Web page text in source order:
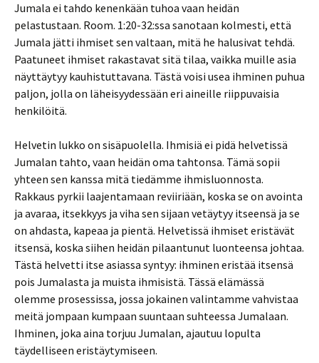
Jumala ei tahdo kenenkään tuhoa vaan heidän
pelastustaan. Room. 1:20-32:ssa sanotaan kolmesti, että
Jumala jätti ihmiset sen valtaan, mitä he halusivat tehdä.
Paatuneet ihmiset rakastavat sitä tilaa, vaikka muille asia
näyttäytyy kauhistuttavana. Tästä voisi usea ihminen puhua
paljon, jolla on läheisyydessään eri aineille riippuvaisia
henkilöitä.
Helvetin lukko on sisäpuolella. Ihmisiä ei pidä helvetissä
Jumalan tahto, vaan heidän oma tahtonsa. Tämä sopii
yhteen sen kanssa mitä tiedämme ihmisluonnosta.
Rakkaus pyrkii laajentamaan reviiriään, koska se on avointa
ja avaraa, itsekkyys ja viha sen sijaan vetäytyy itseensä ja se
on ahdasta, kapeaa ja pientä. Helvetissä ihmiset eristävät
itsensä, koska siihen heidän pilaantunut luonteensa johtaa.
Tästä helvetti itse asiassa syntyy: ihminen eristää itsensä
pois Jumalasta ja muista ihmisistä. Tässä elämässä
olemme prosessissa, jossa jokainen valintamme vahvistaa
meitä jompaan kumpaan suuntaan suhteessa Jumalaan.
Ihminen, joka aina torjuu Jumalan, ajautuu lopulta
täydelliseen eristäytymiseen.